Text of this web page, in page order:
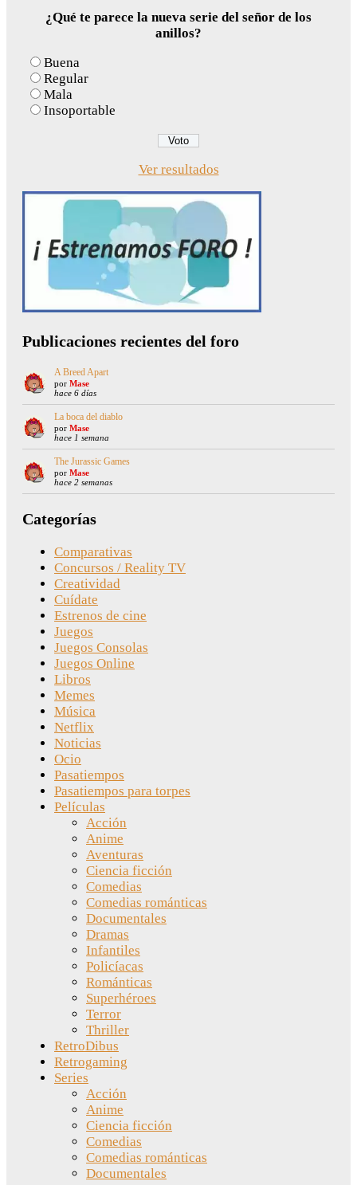
¿Qué te parece la nueva serie del señor de los
anillos?
Buena
Regular
Mala
Insoportable
Ver resultados
Publicaciones recientes del foro
A Breed Apart
por Mase
hace 6 días
La boca del diablo
por Mase
hace 1 semana
The Jurassic Games
por Mase
hace 2 semanas
Categorías
Comparativas
Concursos / Reality TV
Creatividad
Cuídate
Estrenos de cine
Juegos
Juegos Consolas
Juegos Online
Libros
Memes
Música
Netflix
Noticias
Ocio
Pasatiempos
Pasatiempos para torpes
Películas
Acción
Anime
Aventuras
Ciencia ficción
Comedias
Comedias románticas
Documentales
Dramas
Infantiles
Policíacas
Románticas
Superhéroes
Terror
Thriller
RetroDibus
Retrogaming
Series
Acción
Anime
Ciencia ficción
Comedias
Comedias románticas
Documentales